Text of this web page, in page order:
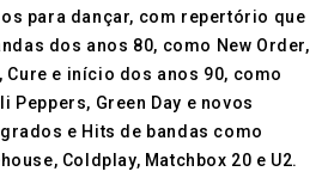
para dançar, com repertório que
dos anos 80, como New Order,
Cure e início dos anos 90, como
Peppers, Green Day e novos
e Hits de bandas como
Coldplay, Matchbox 20 e U2.